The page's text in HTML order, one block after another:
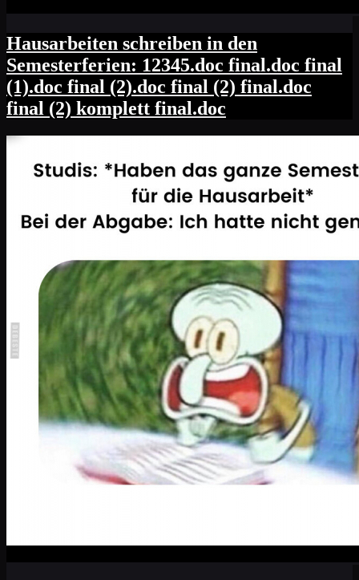
Hausarbeiten schreiben in den
Semesterferien: 12345.doc final.doc final
(1).doc final (2).doc final (2) final.doc
final (2) komplett final.doc